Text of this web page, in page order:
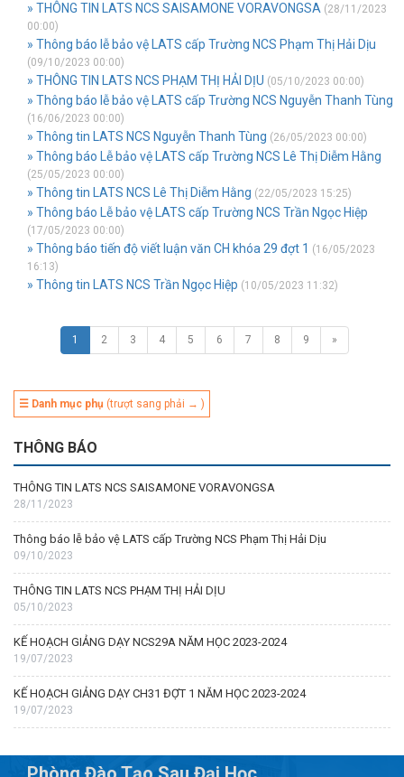
» THÔNG TIN LATS NCS SAISAMONE VORAVONGSA (28/11/2023
00:00)
» Thông báo lễ bảo vệ LATS cấp Trường NCS Phạm Thị Hải Dịu
(09/10/2023 00:00)
» THÔNG TIN LATS NCS PHẠM THỊ HẢI DỊU (05/10/2023 00:00)
» Thông báo lễ bảo vệ LATS cấp Trường NCS Nguyễn Thanh Tùng
(16/06/2023 00:00)
» Thông tin LATS NCS Nguyễn Thanh Tùng (26/05/2023 00:00)
» Thông báo Lễ bảo vệ LATS cấp Trường NCS Lê Thị Diễm Hằng
(25/05/2023 00:00)
» Thông tin LATS NCS Lê Thị Diễm Hằng (22/05/2023 15:25)
» Thông báo Lễ bảo vệ LATS cấp Trường NCS Trần Ngọc Hiệp
(17/05/2023 00:00)
» Thông báo tiến độ viết luận văn CH khóa 29 đợt 1 (16/05/2023
16:13)
» Thông tin LATS NCS Trần Ngọc Hiệp (10/05/2023 11:32)
1 2 3 4 5 6 7 8 9 »
☰ Danh mục phụ (trượt sang phải → )
THÔNG BÁO
THÔNG TIN LATS NCS SAISAMONE VORAVONGSA
28/11/2023
Thông báo lễ bảo vệ LATS cấp Trường NCS Phạm Thị Hải Dịu
09/10/2023
THÔNG TIN LATS NCS PHẠM THỊ HẢI DỊU
05/10/2023
KẾ HOẠCH GIẢNG DẠY NCS29A NĂM HỌC 2023-2024
19/07/2023
KẾ HOẠCH GIẢNG DẠY CH31 ĐỢT 1 NĂM HỌC 2023-2024
19/07/2023